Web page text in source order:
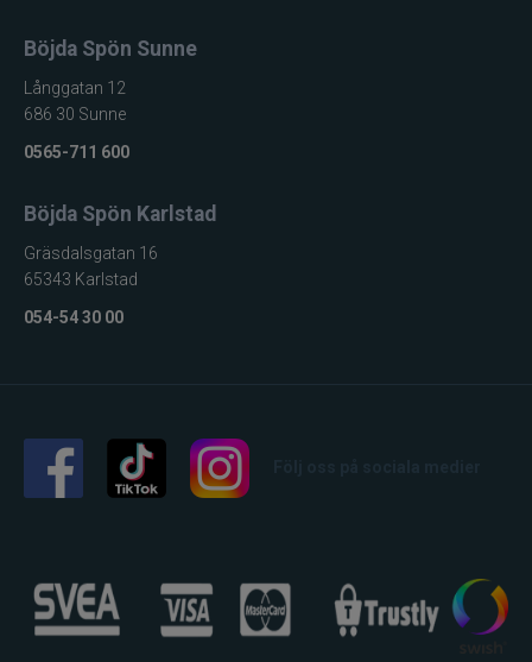
Böjda Spön Sunne
Långgatan 12
686 30 Sunne
0565-711 600
Böjda Spön Karlstad
Gräsdalsgatan 16
65343 Karlstad
054-54 30 00